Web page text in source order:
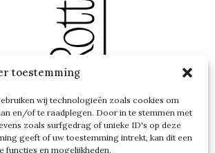
toestemming
wij technologieën zoals cookies om
en/of te raadplegen. Door in te stemmen met
zoals surfgedrag of unieke ID's op deze
geeft of uw toestemming intrekt, kan dit een
functies en mogelijkheden.